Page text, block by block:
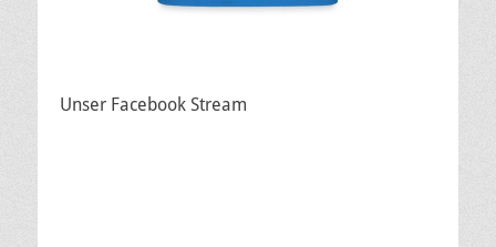
Unser Facebook Stream